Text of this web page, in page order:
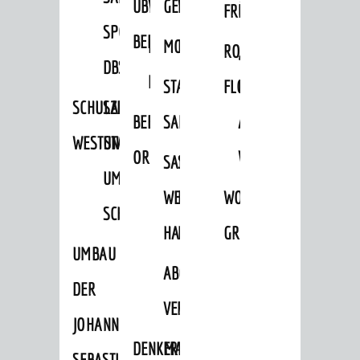
SPORTHALLE
DBS
SCHULZENTRUM
WESTSTADT
SANIERUNG-
UND
UMBAUMASSNAHME S
CHLOSS
UMBAU
DER
JOHANN-
ÜBER
BEBAUUNGSPLÄNE
VERFAHREN
BEBAUUNGSPLÄNE
KERNSTADT
BEBAUUNGSPLÄNE
ORTSTEILE
EINZELHANDELSKONZEPT
MOBILFUNKKONZEPT
LÄRMAKTIONSPLAN
STADTERNEUERUNG/-
SANIERUNG
SANIERUNG
WESTLICH
HAUPTBAHNHOF
SANIERUNGSGEBIET
HILDEBRANDSCHE
MÜHLE
ABGESCHLOSSENE
VERFAHREN
DENKMALSCHUTZ
ERHALTUNGSSATZUNGEN
FRÜHLING
HERBST
RODENSTEINER
FLOHMARKT
„WOINEM
LIVE“
AM
WINDECKPLATZ
WOCHENMARKT
GROOVE